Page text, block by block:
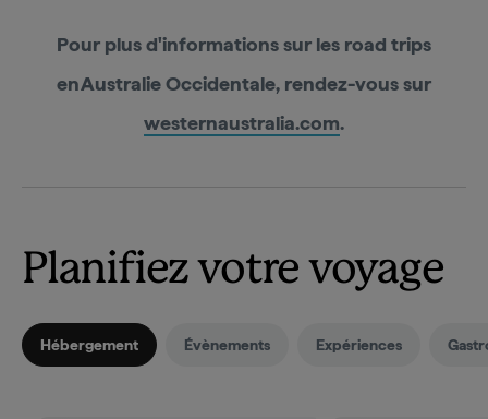
Pour plus d'informations sur les road trips
en Australie Occidentale, rendez-vous sur
westernaustralia.com.
Planifiez votre voyage
Hébergement Évènements Expériences